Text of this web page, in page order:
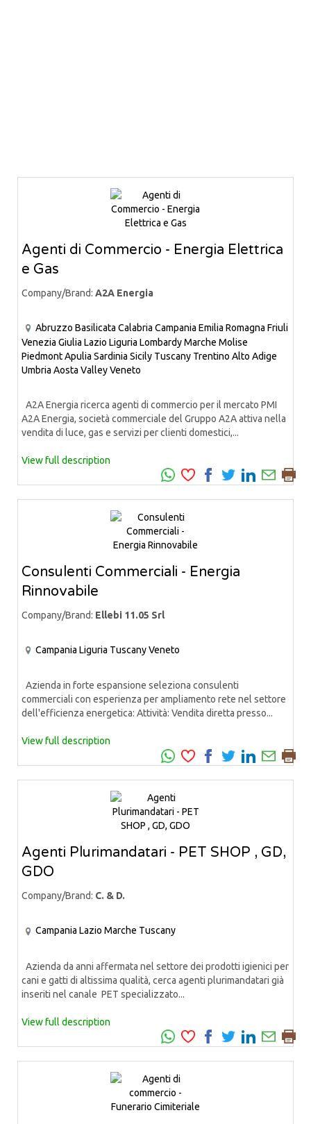
Agenti di Commercio - Energia Elettrica
e Gas
Company/Brand: A2A Energia
Abruzzo Basilicata Calabria Campania Emilia Romagna Friuli
Venezia Giulia Lazio Liguria LombardyMarche Molise
PiedmontApulia Sardinia Sicily Tuscany Trentino Alto Adige
Umbria Aosta ValleyVeneto
A2A Energia ricerca agenti di commercio per il mercato PMI
A2A Energia, società commerciale del Gruppo A2A attiva nella
vendita di luce, gas e servizi per clienti domestici,...
View full description
Consulenti Commerciali - Energia
Rinnovabile
Company/Brand: Ellebi 11.05 Srl
Campania Liguria TuscanyVeneto
Azienda in forte espansione seleziona consulenti
commerciali con esperienza per ampliamento rete nel settore
dell'efficienza energetica: Attività: Vendita diretta presso...
View full description
Agenti Plurimandatari - PET SHOP , GD,
GDO
Company/Brand: C. & D.
Campania Lazio Marche Tuscany
Azienda da anni affermata nel settore dei prodotti igienici per
cani e gatti di altissima qualità, cerca agenti plurimandatari già
inseriti nel canale PET specializzato...
View full description